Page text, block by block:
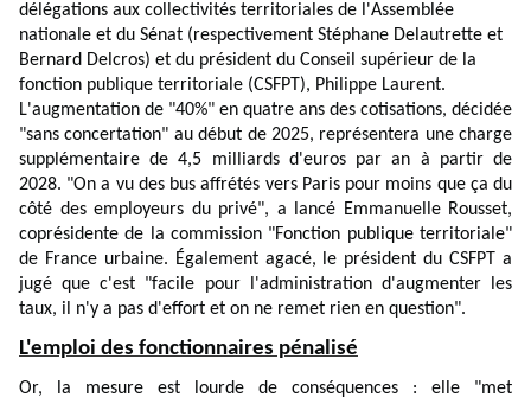
délégations aux collectivités territoriales de l'Assemblée
nationale et du Sénat (respectivement Stéphane Delautrette et
Bernard Delcros) et du président du Conseil supérieur de la
fonction publique territoriale (CSFPT), Philippe Laurent.
L'augmentation de "40%" en quatre ans des cotisations, décidée
"sans concertation" au début de 2025, représentera une charge
supplémentaire de 4,5 milliards d'euros par an à partir de
2028. "On a vu des bus affrétés vers Paris pour moins que ça du
côté des employeurs du privé", a lancé Emmanuelle Rousset,
coprésidente de la commission "Fonction publique territoriale"
de France urbaine. Également agacé, le président du CSFPT a
jugé que c'est "facile pour l'administration d'augmenter les
taux, il n'y a pas d'effort et on ne remet rien en question".
L'emploi des fonctionnaires pénalisé
Or, la mesure est lourde de conséquences : elle "met